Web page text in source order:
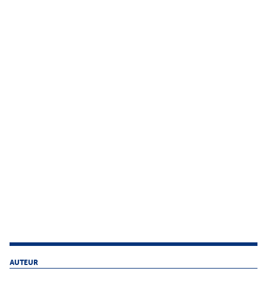
AUTEUR